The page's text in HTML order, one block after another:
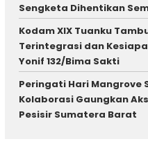
Sengketa Dihentikan
Kodam XIX Tuanku
Terintegrasi dan
Yonif 132/Bima Sakti
Peringati Hari Mangrove
Kolaborasi Gaungkan
Pesisir Sumatera Barat